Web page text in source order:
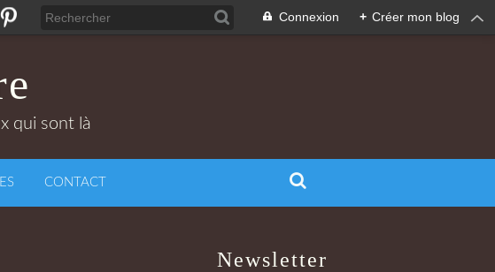
Connexion + Créer mon blog
qui sont là
CONTACT
Newsletter